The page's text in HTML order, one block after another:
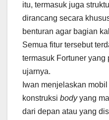
itu, termasuk juga
dirancang secara
benturan agar bagian
Semua fitur tersebut
termasuk Fortuner yang
ujarnya.
Iwan menjelaskan
konstruksi bodyyang
dari depan atau yang